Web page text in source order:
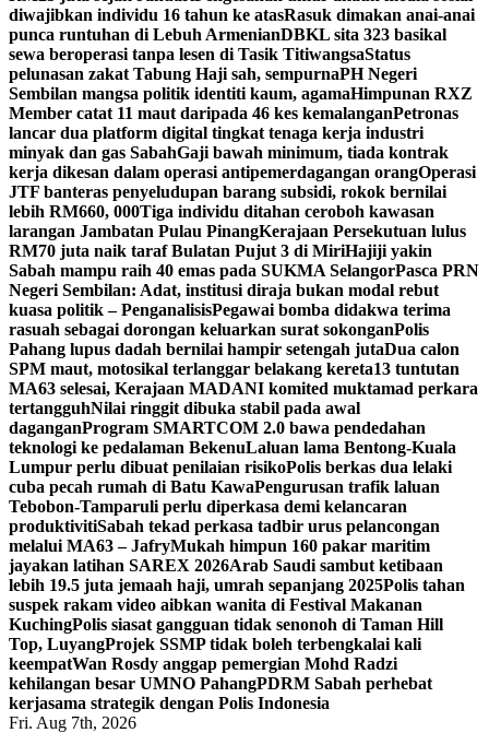
diwajibkan individu 16 tahun ke atasRasuk dimakan anai-anai
punca runtuhan di Lebuh ArmenianDBKL sita 323 basikal
sewa beroperasi tanpa lesen di Tasik TitiwangsaStatus
pelunasan zakat Tabung Haji sah, sempurnaPH Negeri
Sembilan mangsa politik identiti kaum, agamaHimpunan RXZ
Member catat 11 maut daripada 46 kes kemalanganPetronas
lancar dua platform digital tingkat tenaga kerja industri
minyak dan gas SabahGaji bawah minimum, tiada kontrak
kerja dikesan dalam operasi antipemerdagangan orangOperasi
JTF banteras penyeludupan barang subsidi, rokok bernilai
lebih RM660, 000Tiga individu ditahan ceroboh kawasan
larangan Jambatan Pulau PinangKerajaan Persekutuan lulus
RM70 juta naik taraf Bulatan Pujut 3 di MiriHajiji yakin
Sabah mampu raih 40 emas pada SUKMA SelangorPasca PRN
Negeri Sembilan: Adat, institusi diraja bukan modal rebut
kuasa politik – PenganalisisPegawai bomba didakwa terima
rasuah sebagai dorongan keluarkan surat sokonganPolis
Pahang lupus dadah bernilai hampir setengah jutaDua calon
SPM maut, motosikal terlanggar belakang kereta13 tuntutan
MA63 selesai, Kerajaan MADANI komited muktamad perkara
tertangguhNilai ringgit dibuka stabil pada awal
daganganProgram SMARTCOM 2.0 bawa pendedahan
teknologi ke pedalaman BekenuLaluan lama Bentong-Kuala
Lumpur perlu dibuat penilaian risikoPolis berkas dua lelaki
cuba pecah rumah di Batu KawaPengurusan trafik laluan
Tebobon-Tamparuli perlu diperkasa demi kelancaran
produktivitiSabah tekad perkasa tadbir urus pelancongan
melalui MA63 – JafryMukah himpun 160 pakar maritim
jayakan latihan SAREX 2026Arab Saudi sambut ketibaan
lebih 19.5 juta jemaah haji, umrah sepanjang 2025Polis tahan
suspek rakam video aibkan wanita di Festival Makanan
KuchingPolis siasat gangguan tidak senonoh di Taman Hill
Top, LuyangProjek SSMP tidak boleh terbengkalai kali
keempatWan Rosdy anggap pemergian Mohd Radzi
kehilangan besar UMNO PahangPDRM Sabah perhebat
kerjasama strategik dengan Polis Indonesia
Fri. Aug 7th, 2026